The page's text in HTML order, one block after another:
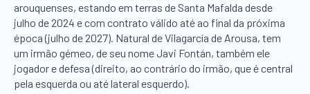
arouquenses, estando em terras de Santa Mafalda desde
julho de 2024 e com contrato válido até ao final da próxima
época (julho de 2027). Natural de Vilagarcía de Arousa, tem
um irmão gémeo, de seu nome Javi Fontán, também ele
jogador e defesa (direito, ao contrário do irmão, que é central
pela esquerda ou até lateral esquerdo).